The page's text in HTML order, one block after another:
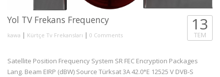
Yol TV Frekans Frequency
kawa | Kürtçe Tv Frekansları | 0 Comments
13
TEM
Satellite Position Frequency System SR FEC Encryption Packages
Lang. Beam EIRP (dBW) Source Türksat 3A 42.0°E 12525 V DVB-S